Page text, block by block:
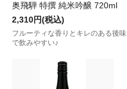
奥飛騨 特撰 純米吟醸 720ml
2,310円(税込)
フルーティな香りとキレのある後味
で飲みやすい♪